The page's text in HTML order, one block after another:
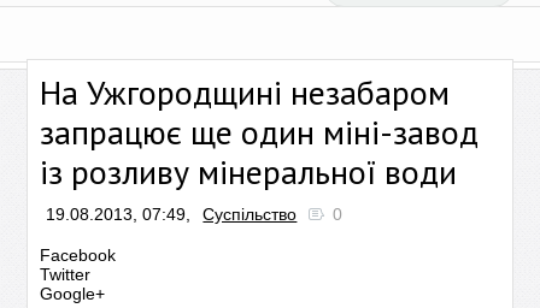
На Ужгородщині незабаром
запрацює ще один міні-завод
із розливу мінеральної води
19.08.2013, 07:49, Суспільство 0
Facebook
Twitter
Google+